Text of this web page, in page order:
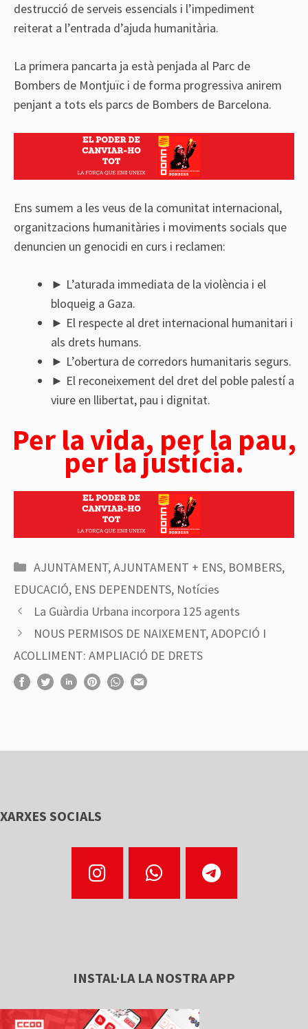
destrucció de serveis essencials i l’impediment
reiterat a l’entrada d’ajuda humanitària.
La primera pancarta ja està penjada al Parc de
Bombers de Montjuïc i de forma progressiva anirem
penjant a tots els parcs de Bombers de Barcelona.
Ens sumem a les veus de la comunitat internacional,
organitzacions humanitàries i moviments socials que
denuncien un genocidi en curs i reclamen:
► L’aturada immediata de la violència i el
bloqueig a Gaza.
► El respecte al dret internacional humanitari i
als drets humans.
► L’obertura de corredors humanitaris segurs.
► El reconeixement del dret del poble palestí a
viure en llibertat, pau i dignitat.
Per la vida, per la pau,
per la justícia.
Categories
AJUNTAMENT,AJUNTAMENT + ENS, BOMBERS,
EDUCACIÓ, ENS DEPENDENTS, Notícies
La Guàrdia Urbana incorpora 125 agents
NOUS PERMISOS DE NAIXEMENT, ADOPCIÓ I
ACOLLIMENT: AMPLIACIÓ DE DRETS
XARXES SOCIALS
INSTAL·LA LA NOSTRA APP